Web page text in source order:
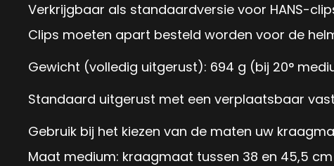
Verkrijgbaar als standaardversie voor HANS-
Clips moeten apart besteld worden voor de
Gewicht (volledig uitgerust): 694 g (bij 20°
Standaard uitgerust met een verplaatsbaar
Gebruik bij het kiezen van de maten uw
Maat medium: kraagmaat tussen 38 en 45,5 cm